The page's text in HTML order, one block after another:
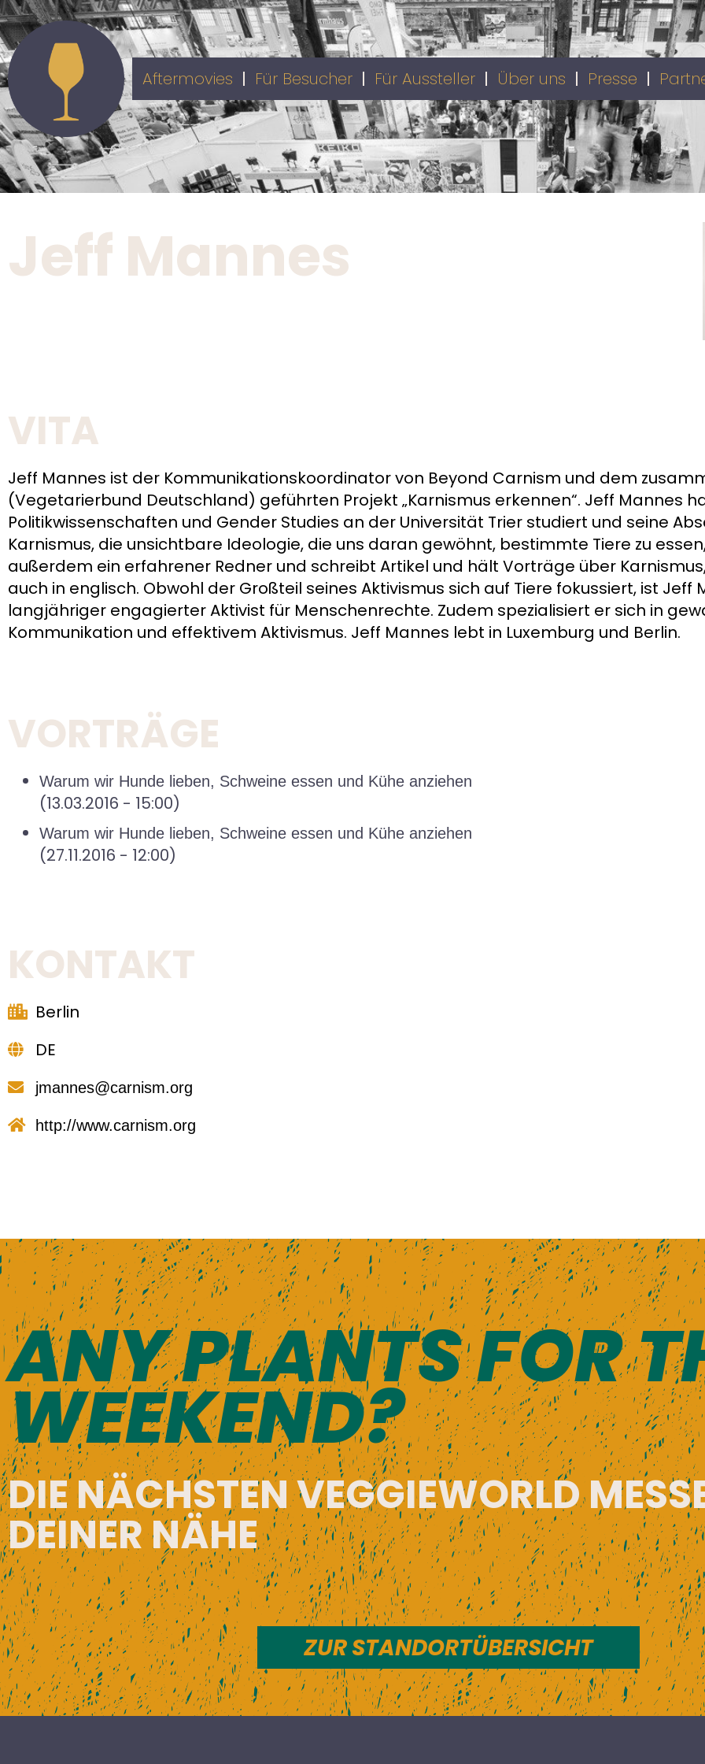
Aftermovies Für Besucher Für Aussteller Über uns Presse
Jeff Mannes
VITA
Jeff Mannes ist der Kommunikationskoordinator von Beyond Carnism und dem
(Vegetarierbund Deutschland) geführten Projekt „Karnismus erkennen“. Jeff Mannes
Politikwissenschaften und Gender Studies an der Universität Trier studiert und seine
Karnismus, die unsichtbare Ideologie, die uns daran gewöhnt, bestimmte Tiere zu
außerdem ein erfahrener Redner und schreibt Artikel und hält Vorträge über
auch in englisch. Obwohl der Großteil seines Aktivismus sich auf Tiere fokussiert, ist Jeff
langjähriger engagierter Aktivist für Menschenrechte. Zudem spezialisiert er sich in
Kommunikation und effektivem Aktivismus. Jeff Mannes lebt in Luxemburg und Berlin.
VORTRÄGE
Warum wir Hunde lieben, Schweine essen und Kühe anziehen
(13.03.2016 - 15:00)
Warum wir Hunde lieben, Schweine essen und Kühe anziehen
(27.11.2016 - 12:00)
KONTAKT
Berlin
DE
jmannes@carnism.org
http://www.carnism.org
ANY PLANTS FOR
WEEKEND?
DIE NÄCHSTEN VEGGIEWORLD
DEINER NÄHE
ZUR STANDORTÜBERSICHT